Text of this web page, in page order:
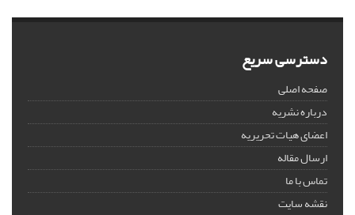
دسترسی سریع
صفحه اصلی
درباره نشریه
اعضای هیات تحریریه
ارسال مقاله
تماس با ما
نقشه سایت